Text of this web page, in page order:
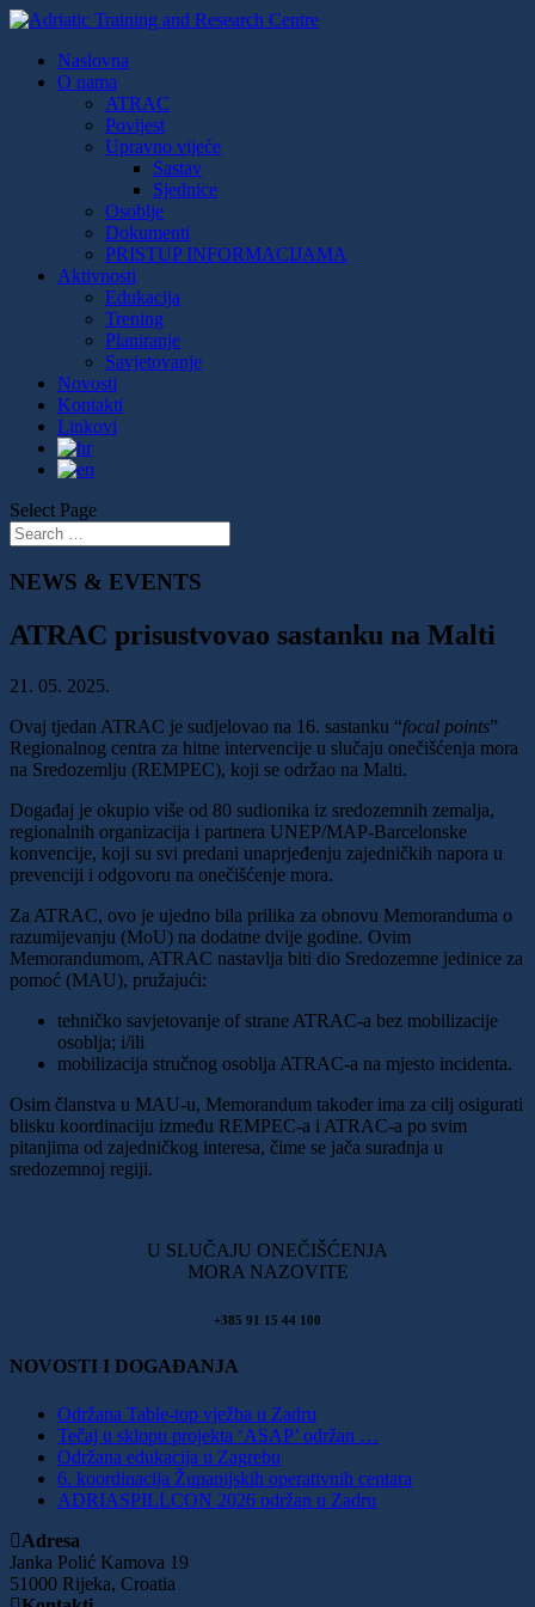
Naslovna
O nama
ATRAC
Povijest
Upravno vijeće
Sastav
Sjednice
Osoblje
Dokumenti
PRISTUP INFORMACIJAMA
Aktivnosti
Edukacija
Trening
Planiranje
Savjetovanje
Novosti
Kontakti
Linkovi
Select Page
NEWS & EVENTS
ATRAC prisustvovao sastanku na Malti
21. 05. 2025.
Ovaj tjedan ATRAC je sudjelovao na 16. sastanku “focal points”
Regionalnog centra za hitne intervencije u slučaju onečišćenja mora
na Sredozemlju (REMPEC), koji se održao na Malti.
Događaj je okupio više od 80 sudionika iz sredozemnih zemalja,
regionalnih organizacija i partnera UNEP/MAP-Barcelonske
konvencije, koji su svi predani unaprjeđenju zajedničkih napora u
prevenciji i odgovoru na onečišćenje mora.
Za ATRAC, ovo je ujedno bila prilika za obnovu Memoranduma o
razumijevanju (MoU) na dodatne dvije godine. Ovim
Memorandumom, ATRAC nastavlja biti dio Sredozemne jedinice za
pomoć (MAU), pružajući:
tehničko savjetovanje of strane ATRAC-a bez mobilizacije
osoblja; i/ili
mobilizacija stručnog osoblja ATRAC-a na mjesto incidenta.
Osim članstva u MAU-u, Memorandum također ima za cilj osigurati
blisku koordinaciju između REMPEC-a i ATRAC-a po svim
pitanjima od zajedničkog interesa, čime se jača suradnja u
sredozemnoj regiji.
U SLUČAJU ONEČIŠĆENJA
MORA NAZOVITE
+385 91 15 44 100
NOVOSTI I DOGAĐANJA
Održana Table-top vježba u Zadru
Tečaj u sklopu projekta ‘ASAP’ održan …
Održana edukacija u Zagrebu
6. koordinacija Županijskih operativnih centara
ADRIASPILLCON 2026 održan u Zadru
Adresa
Janka Polić Kamova 19
51000 Rijeka, Croatia